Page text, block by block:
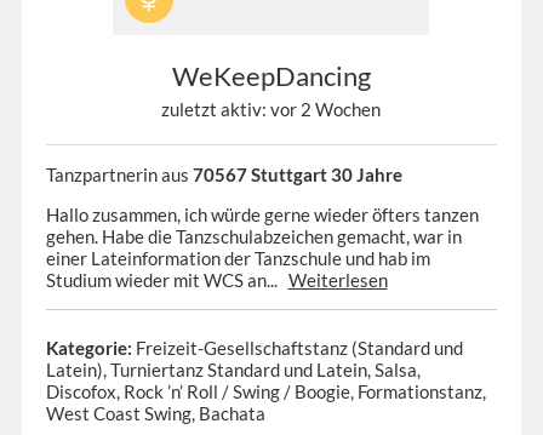
WeKeepDancing
zuletzt aktiv: vor 2 Wochen
Tanzpartnerin aus 70567 Stuttgart 30 Jahre
Hallo zusammen, ich würde gerne wieder öfters tanzen
gehen. Habe die Tanzschulabzeichen gemacht, war in
einer Lateinformation der Tanzschule und hab im
Studium wieder mit WCS an... Weiterlesen
Kategorie: Freizeit-Gesellschaftstanz (Standard und
Latein), Turniertanz Standard und Latein, Salsa,
Discofox, Rock ’n’ Roll / Swing / Boogie, Formationstanz,
West Coast Swing, Bachata